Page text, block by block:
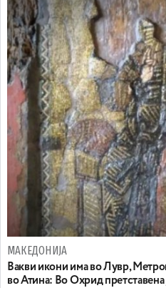
МАКЕДОНИЈА
Вакви икони има во Лувр,
во Атина: Во Охрид